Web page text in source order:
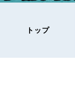
トップ